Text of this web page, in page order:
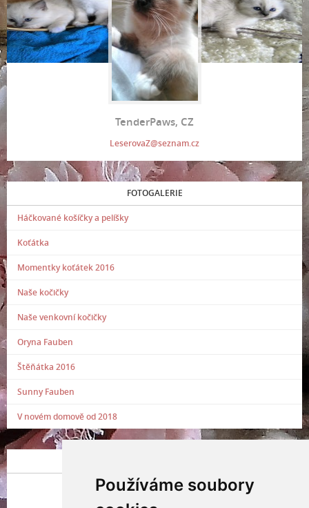
Používáme soubory
TenderPaws, CZ
LeserovaZ@seznam.cz
FOTOGALERIE
Háčkované košíčky a pelíšky
Koťátka
Momentky koťátek 2016
Naše kočičky
Naše venkovní kočičky
Oryna Fauben
Štěňátka 2016
Sunny Fauben
V novém domově od 2018